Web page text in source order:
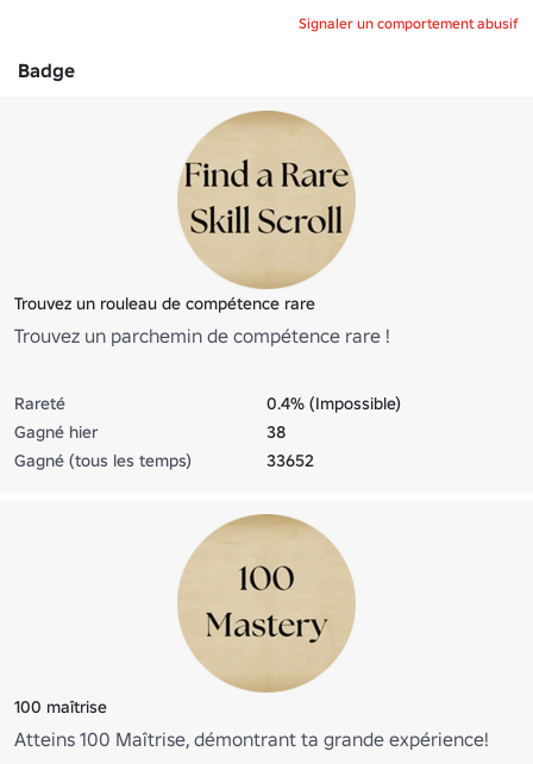
Signaler un comportement abusif
Badge
Trouvez un rouleau de compétence rare
Trouvez un parchemin de compétence rare !
Rareté
0.4% (Impossible)
Gagné hier
38
Gagné (tous les temps)
33652
100 maîtrise
Atteins 100 Maîtrise, démontrant ta grande expérience!